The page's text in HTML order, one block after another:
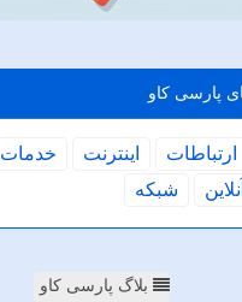
پارسی كاو
ارتباطات اینترنت خدمات
آنلاین شبكه
بلاگ پارسی کاو